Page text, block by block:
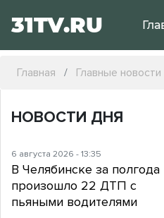
31TV.RU
Главная Главные новости
НОВОСТИ ДНЯ
6 августа 2026 - 13:35
В Челябинске за полгода
произошло 22 ДТП с
пьяными водителями